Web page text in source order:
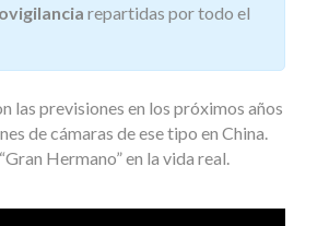
repartidas por todo el
las previsiones en los próximos años
de cámaras de ese tipo en China.
Hermano” en la vida real.